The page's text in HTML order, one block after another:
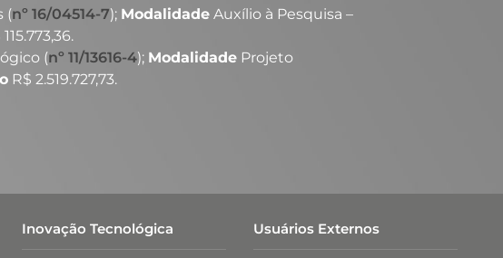
(nº 16/04514-7); Modalidade Auxílio à Pesquisa –
115.773,36.
(nº 11/13616-4); Modalidade Projeto
R$ 2.519.727,73.
Inovação Tecnológica Usuários Externos